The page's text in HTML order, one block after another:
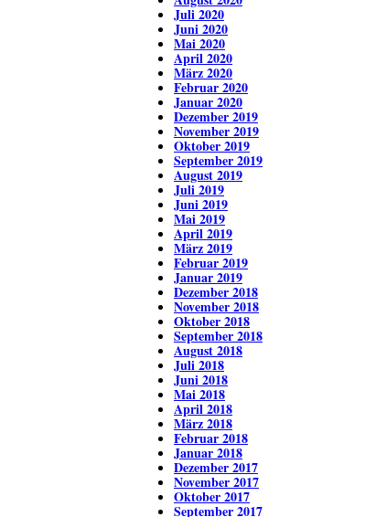
Juli 2020
Juni 2020
Mai 2020
April 2020
März 2020
Februar 2020
Januar 2020
Dezember 2019
November 2019
Oktober 2019
September 2019
August 2019
Juli 2019
Juni 2019
Mai 2019
April 2019
März 2019
Februar 2019
Januar 2019
Dezember 2018
November 2018
Oktober 2018
September 2018
August 2018
Juli 2018
Juni 2018
Mai 2018
April 2018
März 2018
Februar 2018
Januar 2018
Dezember 2017
November 2017
Oktober 2017
September 2017